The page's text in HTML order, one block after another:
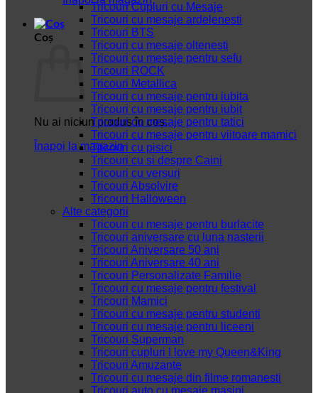
Coș
Nu ai niciun produs în coș.
Înapoi la magazin
Tricouri Cupluri cu Mesaje
Tricouri cu mesaje ardelenesti
Tricouri BTS
Tricouri cu mesaje oltenesti
Tricouri cu mesaje pentru sefu
Tricouri ROCK
Tricouri Metallica
Tricouri cu mesaje pentru iubita
Tricouri cu mesaje pentru iubit
Tricouri cu mesaje pentru tatici
Tricouri cu mesaje pentru viitoare mamici
Tricouri cu pisici
Tricouri cu si despre Caini
Tricouri cu versuri
Tricouri Absolvire
Tricouri Halloween
Alte categorii
Tricouri cu mesaje pentru burlacite
Tricouri aniversare cu luna nasterii
Tricouri Aniversare 50 ani
Tricouri Aniversare 40 ani
Tricouri Personalizate Familie
Tricouri cu mesaje pentru festival
Tricouri Mamici
Tricouri cu mesaje pentru studenti
Tricouri cu mesaje pentru liceeni
Tricouri Superman
Tricouri cupluri I love my Queen&King
Tricouri Amuzante
Tricouri cu mesaje din filme romanesti
Tricouri auto cu mesaje masini